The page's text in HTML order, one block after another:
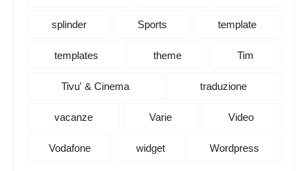
splinder Sports template
templates theme Tim
Tivu' & Cinema traduzione
vacanze Varie Video
Vodafone widget Wordpress